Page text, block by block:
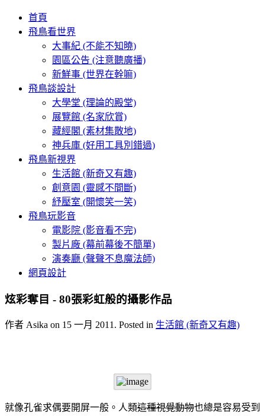
首頁
飛鳥看世界
大事紀 (不能不知曉)
園區公告 (注意聽廣播)
新鮮事 (世界在幹嘛)
飛鳥談設計
大學堂 (理論的殿堂)
展覽館 (名家欣賞)
藏經閣 (素材集散地)
神兵庫 (好用工具別錯過)
飛鳥新視界
生活館 (新奇又有趣)
創意園 (靈感不間斷)
紓壓室 (開懷笑一笑)
飛鳥玩影音
電影院 (影音看不完)
製片廠 (幕前幕後不簡單)
演奏廳 (聲聲不息魔法師)
網頁設計
炫彩奪目 - 80張彩虹般的攝影作品
作者 Asika on 15 一月 2011. Posted in 生活館 (新奇又有趣)
就像孔雀求偶要開屏一般。人類這種視覺動物也總是容易受到